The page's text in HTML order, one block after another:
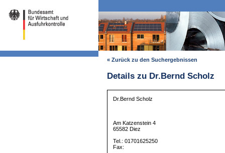
« Zurück zu den Suchergebnissen
Details zu Dr.Bernd Scholz
Dr.Bernd Scholz
Am Katzenstein 4
65582 Diez
Tel.: 01701625250
Fax: